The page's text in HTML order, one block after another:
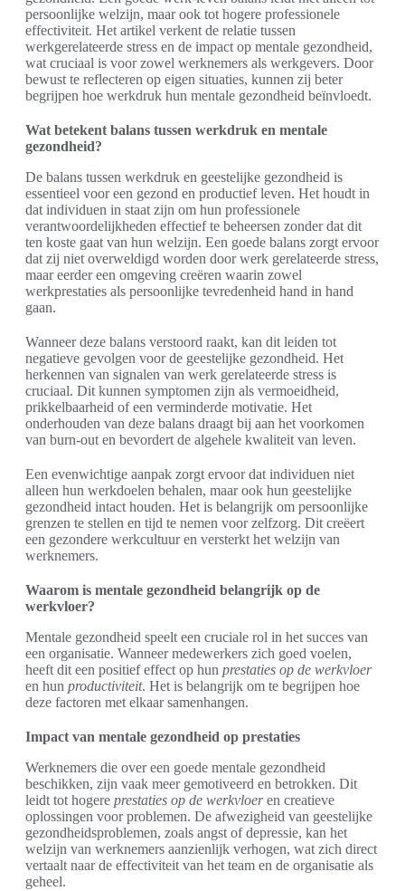
persoonlijke welzijn, maar ook tot hogere professionele
effectiviteit. Het artikel verkent de relatie tussen
werkgerelateerde stress en de impact op mentale gezondheid,
wat cruciaal is voor zowel werknemers als werkgevers. Door
bewust te reflecteren op eigen situaties, kunnen zij beter
begrijpen hoe werkdruk hun mentale gezondheid beïnvloedt.
Wat betekent balans tussen werkdruk en mentale
gezondheid?
De balans tussen werkdruk en geestelijke gezondheid is
essentieel voor een gezond en productief leven. Het houdt in
dat individuen in staat zijn om hun professionele
verantwoordelijkheden effectief te beheersen zonder dat dit
ten koste gaat van hun welzijn. Een goede balans zorgt ervoor
dat zij niet overweldigd worden door werk gerelateerde stress,
maar eerder een omgeving creëren waarin zowel
werkprestaties als persoonlijke tevredenheid hand in hand
gaan.
Wanneer deze balans verstoord raakt, kan dit leiden tot
negatieve gevolgen voor de geestelijke gezondheid. Het
herkennen van signalen van werk gerelateerde stress is
cruciaal. Dit kunnen symptomen zijn als vermoeidheid,
prikkelbaarheid of een verminderde motivatie. Het
onderhouden van deze balans draagt bij aan het voorkomen
van burn-out en bevordert de algehele kwaliteit van leven.
Een evenwichtige aanpak zorgt ervoor dat individuen niet
alleen hun werkdoelen behalen, maar ook hun geestelijke
gezondheid intact houden. Het is belangrijk om persoonlijke
grenzen te stellen en tijd te nemen voor zelfzorg. Dit creëert
een gezondere werkcultuur en versterkt het welzijn van
werknemers.
Waarom is mentale gezondheid belangrijk op de
werkvloer?
Mentale gezondheid speelt een cruciale rol in het succes van
een organisatie. Wanneer medewerkers zich goed voelen,
heeft dit een positief effect op hun prestaties op de werkvloer
en hun productiviteit. Het is belangrijk om te begrijpen hoe
deze factoren met elkaar samenhangen.
Impact van mentale gezondheid op prestaties
Werknemers die over een goede mentale gezondheid
beschikken, zijn vaak meer gemotiveerd en betrokken. Dit
leidt tot hogere prestaties op de werkvloeren creatieve
oplossingen voor problemen. De afwezigheid van geestelijke
gezondheidsproblemen, zoals angst of depressie, kan het
welzijn van werknemers aanzienlijk verhogen, wat zich direct
vertaalt naar de effectiviteit van het team en de organisatie als
geheel.